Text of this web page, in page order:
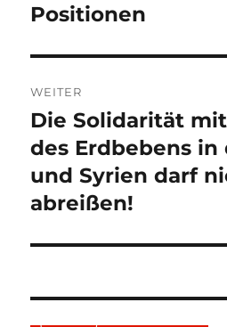
Positionen
WEITER
Nächster
Beitrag:
Die Solidarität
des Erdbebens in
und Syrien darf
abreißen!